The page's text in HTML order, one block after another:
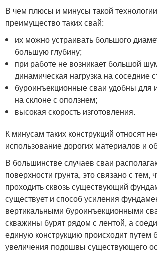
В чем плюсы и минусы такой
преимущество таких свай:
их можно устраивать большого
большую глубину;
при работе не возникает большой
динамическая нагрузка на соседние
буроинъекционные сваи удобны для
на склоне с оползнем;
высокая скорость изготовления.
К минусам таких конструкций относят
использование дорогих материалов и
В большинстве случаев сваи
поверхности грунта, это связано с тем,
проходить сквозь существующий
существует и способ усиления
вертикальными буроинъекционными
скважины бурят рядом с лентой, а
единую конструкцию происходит путем
увеличения подошвы существующего